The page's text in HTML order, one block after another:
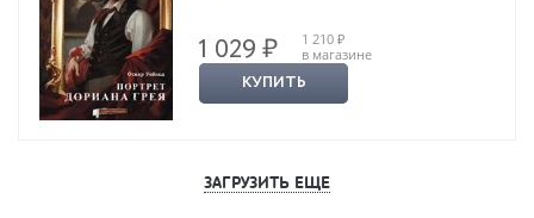
1 029 ₽
1 210 ₽
в магазине
КУПИТЬ
ЗАГРУЗИТЬ ЕЩЕ